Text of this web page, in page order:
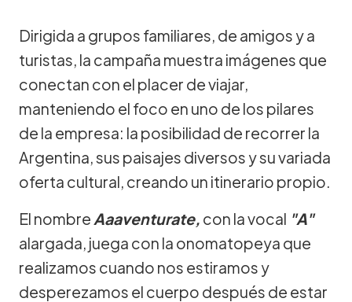
Dirigida a grupos familiares, de amigos y a
turistas, la campaña muestra imágenes que
conectan con el placer de viajar,
manteniendo el foco en uno de los pilares
de la empresa: la posibilidad de recorrer la
Argentina, sus paisajes diversos y su variada
oferta cultural, creando un itinerario propio.
El nombre Aaaventurate, con la vocal "A"
alargada, juega con la onomatopeya que
realizamos cuando nos estiramos y
desperezamos el cuerpo después de estar